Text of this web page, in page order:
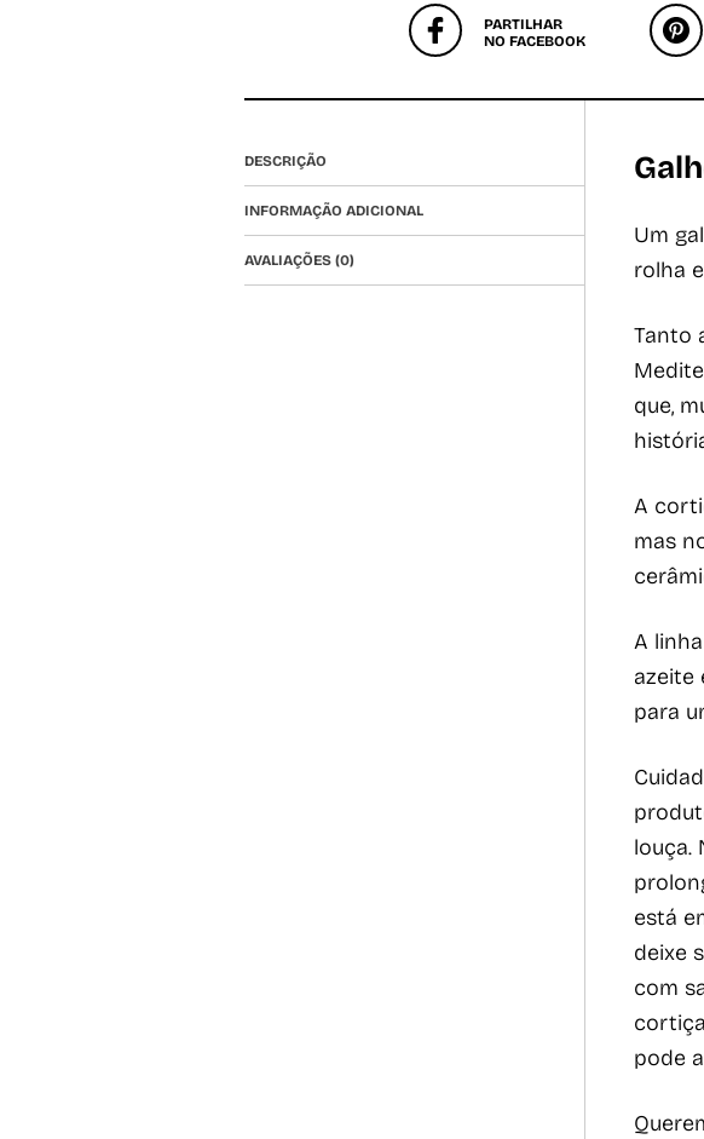
PARTILHAR
NO FACEBOOK
DESCRIÇÃO
INFORMAÇÃO ADICIONAL
AVALIAÇÕES (0)
Um
rolha
Tanto
que,
A
mas
A
azeite
para
louça.
está
deixe
com
pode